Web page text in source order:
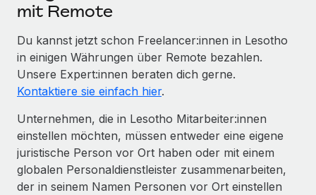
mit Remote
Du kannst jetzt schon Freelancer:innen in Lesotho
in einigen Währungen über Remote bezahlen.
Unsere Expert:innen beraten dich gerne.
Kontaktiere sie einfach hier.
Unternehmen, die in Lesotho Mitarbeiter:innen
einstellen möchten, müssen entweder eine eigene
juristische Person vor Ort haben oder mit einem
globalen Personaldienstleister zusammenarbeiten,
der in seinem Namen Personen vor Ort einstellen